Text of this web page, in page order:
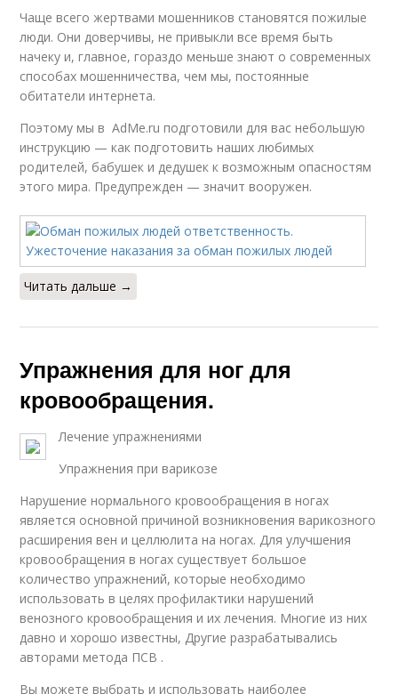
Чаще всего жертвами мошенников становятся пожилые
люди. Они доверчивы, не привыкли все время быть
начеку и, главное, гораздо меньше знают о современных
способах мошенничества, чем мы, постоянные
обитатели интернета.
Поэтому мы в AdMe.ru подготовили для вас небольшую
инструкцию — как подготовить наших любимых
родителей, бабушек и дедушек к возможным опасностям
этого мира. Предупрежден — значит вооружен.
Читать дальше →
Упражнения для ног для
кровообращения.
Лечение упражнениями
Упражнения при варикозе
Нарушение нормального кровообращения в ногах
является основной причиной возникновения варикозного
расширения вен и целлюлита на ногах. Для улучшения
кровообращения в ногах существует большое
количество упражнений, которые необходимо
использовать в целях профилактики нарушений
венозного кровообращения и их лечения. Многие из них
давно и хорошо известны, Другие разрабатывались
авторами метода ПСВ .
Вы можете выбрать и использовать наиболее